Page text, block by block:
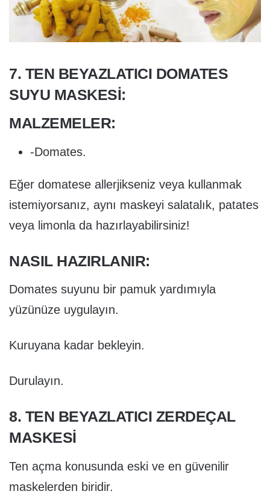
7. TEN BEYAZLATICI DOMATES
SUYU MASKESI:
MALZEMELER:
-Domates.
Eğer domatese allerjikseniz veya kullanmak
istemiyorsanız, aynı maskeyi salatalık, patates
veya limonla da hazırlayabilirsiniz!
NASIL HAZIRLANIR:
Domates suyunu bir pamuk yardımıyla
yüzünüze uygulayın.
Kuruyana kadar bekleyin.
Durulayın.
8. TEN BEYAZLATICI ZERDEÇAL
MASKESI
Ten açma konusunda eski ve en güvenilir
maskelerden biridir.